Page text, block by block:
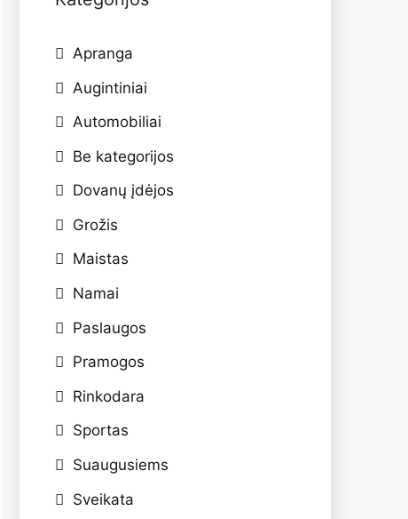
Apranga
Augintiniai
Automobiliai
Be kategorijos
Dovanų įdėjos
Grožis
Maistas
Namai
Paslaugos
Pramogos
Rinkodara
Sportas
Suaugusiems
Sveikata